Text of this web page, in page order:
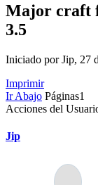
Major craft
3.5
Iniciado por Jip, 27
Imprimir
Ir Abajo Páginas1
Acciones del
Jip